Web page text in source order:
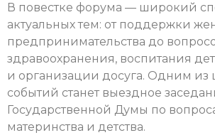
В повестке форума — широкий
актуальных тем: от поддержки
предпринимательства до
здравоохранения, воспитания
и организации досуга. Одним из
событий станет выездное
Государственной Думы по
материнства и детства.